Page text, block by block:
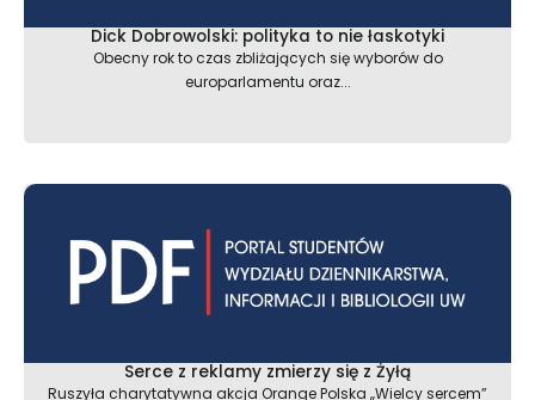
Dick Dobrowolski: polityka to nie łaskotyki
Obecny rok to czas zbliżających się wyborów do
europarlamentu oraz...
Serce z reklamy zmierzy się z Żyłą
Ruszyła charytatywna akcja Orange Polska „Wielcy sercem”